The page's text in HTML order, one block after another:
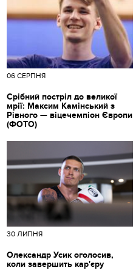
06 СЕРПНЯ
Срібний постріл до великої
мрії: Максим Камінський з
Рівного — віцечемпіон Європи
(ФОТО)
30 ЛИПНЯ
Олександр Усик оголосив,
коли завершить кар'єру